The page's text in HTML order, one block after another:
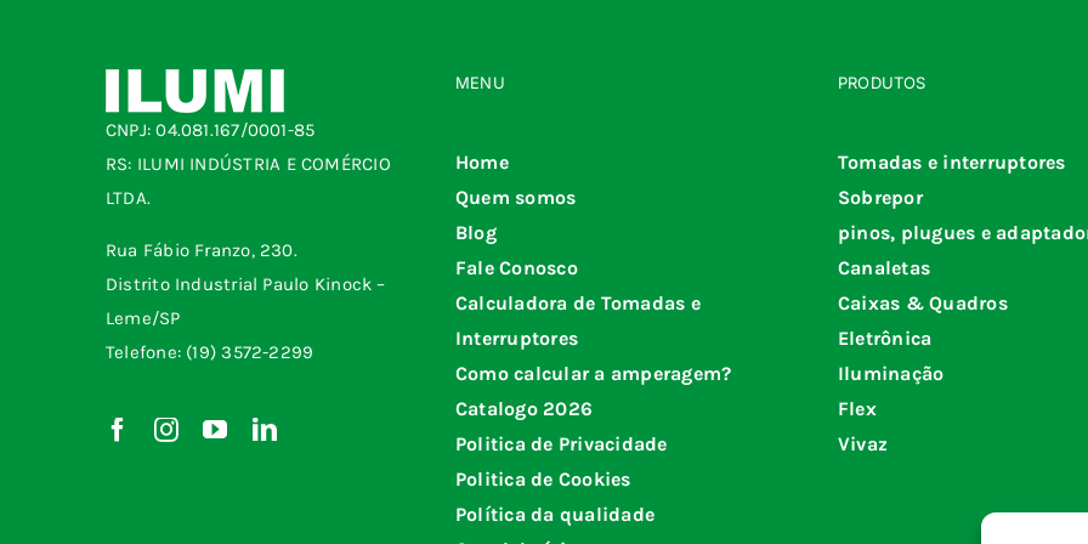
CNPJ: 04.081.167/0001-85
RS: ILUMI INDÚSTRIA E COMÉRCIO
LTDA.
Rua Fábio Franzo, 230.
Distrito Industrial Paulo Kinock –
Leme/SP
Telefone: (19) 3572-2299
MENU
Home
Quem somos
Blog
Fale Conosco
Calculadora de Tomadas e
Interruptores
Como calcular a amperagem?
Catalogo 2026
Politica de Privacidade
Politica de Cookies
Política da qualidade
PRODUTOS
Tomadas e interruptores
Sobrepor
pinos, plugues e
Canaletas
Caixas & Quadros
Eletrônica
Iluminação
Flex
Vivaz